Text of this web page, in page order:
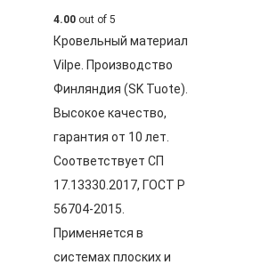
4.00 out of 5
Кровельный материал
Vilpe. Производство
Финляндия (SK Tuote).
Высокое качество,
гарантия от 10 лет.
Соответствует СП
17.13330.2017, ГОСТ Р
56704-2015.
Применяется в
системах плоских и